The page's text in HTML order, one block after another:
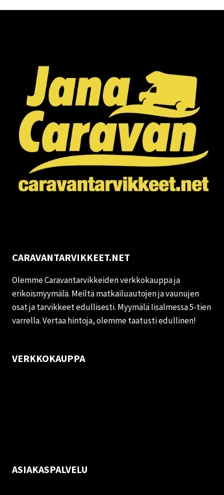
CARAVANTARVIKKEET.NET
Olemme Caravantarvikkeiden verkkokauppa ja
erikoismyymälä. Meiltä matkailuautojen ja vaunujen
osat ja tarvikkeet edullisesti. Myymälä Iisalmessa 5-tien
varrella. Vertaa hintoja, olemme taatusti edullinen!
VERKKOKAUPPA
ASIAKASPALVELU